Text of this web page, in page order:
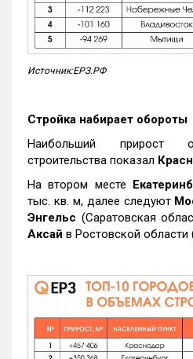
Источник:ЕРЗ.РФ
Стройка набирает обороты
Наибольший прирост
строительства показал
На втором месте
тыс. кв. м, далее следуют
Энгельс (Саратовская
Аксай в Ростовской области